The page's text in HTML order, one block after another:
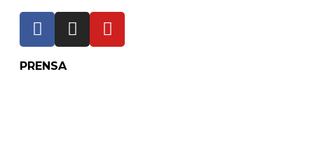
PRENSA